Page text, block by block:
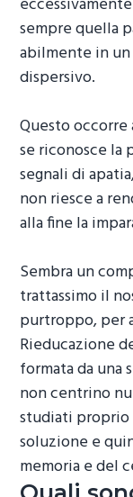
sempre quella
abilmente in
dispersivo.
Questo
se riconosce la
segnali di
non riesce a
alla fine la
Sembra un
trattassimo il
purtroppo, per
Rieducazione
formata da una
non centrino
studiati proprio
soluzione e
memoria e del